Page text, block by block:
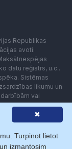
Republikas
avoti:
datu reģistrs, u.c..
Sistēmas
likumu un
vai
aizliegts
(robotus)
Firmas.lv. Galvenā
✖
Turpinot lietot
izmantosim